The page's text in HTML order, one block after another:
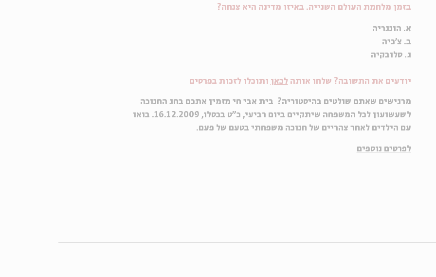
בזמן מלחמת העולם השנייה. באיזו מדינה היא צנחה?
א. הונגריה
ב. צ'כיה
ג. סלובקיה
יודעים את התשובה? שלחו אותהלכאן ותוכלו לזכות בפרסים
מרגישים שאתם שולטים בהיסטוריה? בית אבי חי מזמין אתכם בחג החנוכה
לשעשועון לכל המשפחה שיתקיים ביום רביעי, כ"ט בכסלו, 16.12.2009. בואו
עם הילדים לאחר צהריים של חנוכה משפחתי בטעם של פעם.
לפרטים נוספים